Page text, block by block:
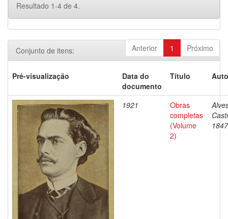
Resultado 1-4 de 4.
Anterior 1 Próximo
Conjunto de itens:
Pré-visualização
Data do
documento
Título
1921
Obras
completas
(Volume
2)